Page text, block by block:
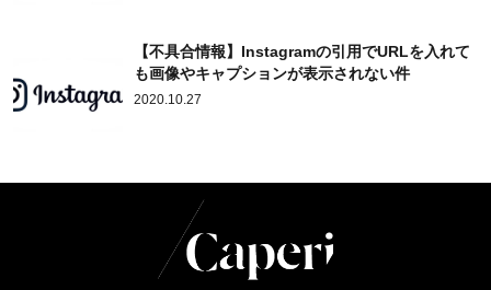
【不具合情報】Instagramの引用でURLを入れて
も画像やキャプションが表示されない件
2020.10.27